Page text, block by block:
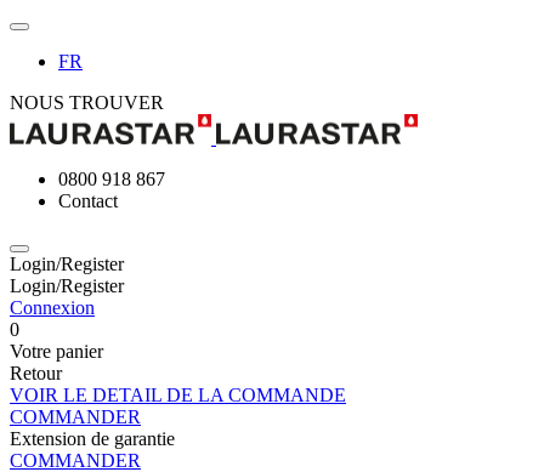
FR
NOUS TROUVER
0800 918 867
Contact
Login/Register
Login/Register
Connexion
0
Votre panier
Retour
VOIR LE DETAIL DE LA COMMANDE
COMMANDER
Extension de garantie
COMMANDER